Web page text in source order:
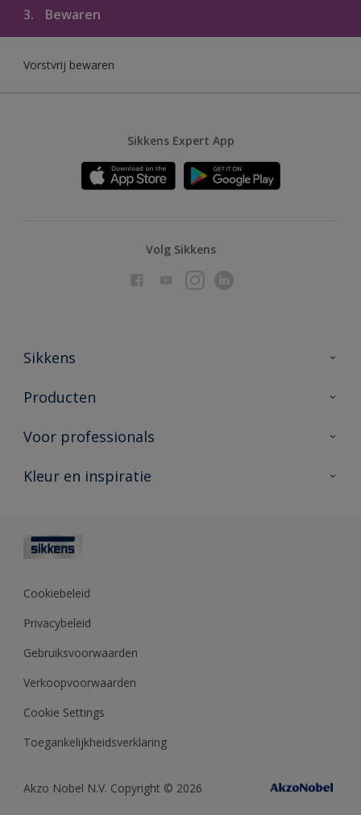
3. Bewaren
Vorstvrij bewaren
Sikkens Expert App
Volg Sikkens
Sikkens
Over Sikkens
Duurzaamheid
Producten
Producten voor binnen
Vind je verkooppunt
Voor professionals
Advies & service
Polyfilla Pro
Sikkens Center
Kleur en inspiratie
Kleurcollecties
Kennisbank
Cookiebeleid
Privacybeleid
Gebruiksvoorwaarden
Verkoopvoorwaarden
Cookie Settings
Toegankelijkheidsverklaring
Akzo Nobel N.V. Copyright © 2026